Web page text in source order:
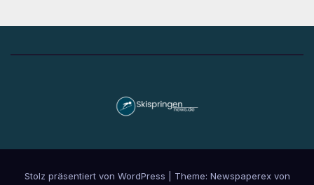
Stolz präsentiert von WordPress Theme: Newspaperex von